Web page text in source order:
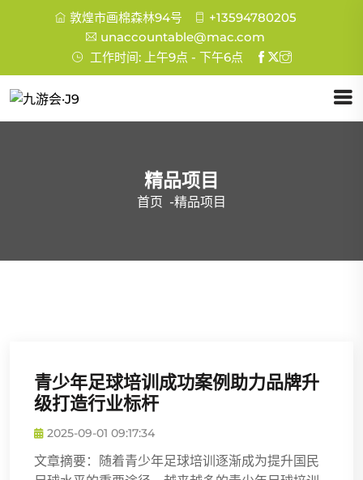
敦煌市画棉森林94号
+13594780205
unaccountable@mac.com
工作时间: 上午9点 - 下午6点
精品项目
首页 -精品项目
青少年足球培训成功案例助力品牌升
级打造行业标杆
2025-09-01 09:17:34
文章摘要：随着青少年足球培训逐渐成为提升国民